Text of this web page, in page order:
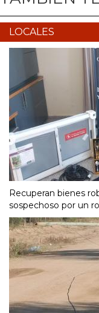
LOCALES
Recuperan bienes
sospechoso por un